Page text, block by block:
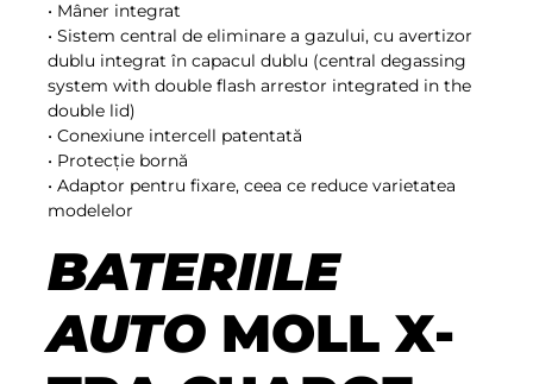
• Mâner integrat
• Sistem central de eliminare a gazului, cu avertizor
dublu integrat în capacul dublu (central degassing
system with double flash arrestor integrated in the
double lid)
• Conexiune intercell patentată
• Protecție bornă
• Adaptor pentru fixare, ceea ce reduce varietatea
modelelor
BATERIILE
AUTO MOLL X-